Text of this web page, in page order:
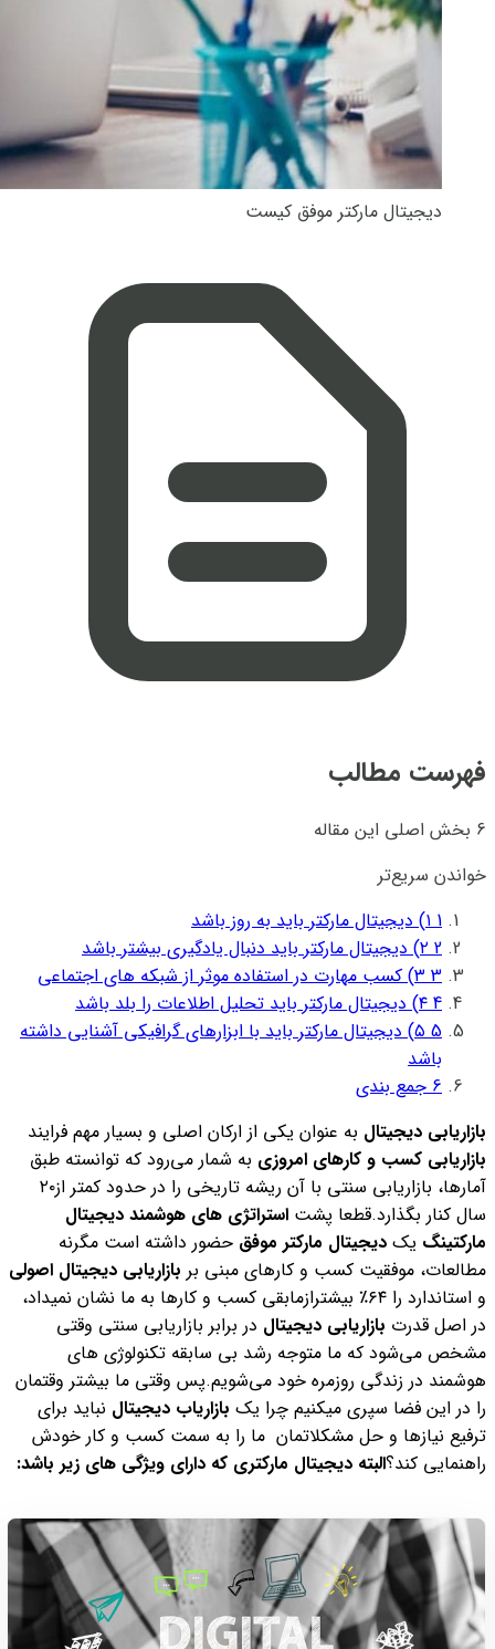
دیجیتال مارکتر موفق کیست
فهرست مطالب
6 بخش اصلی این مقاله
خواندن سریع‌تر
1 ۱) دیجیتال مارکتر باید به روز باشد
2 ۲) دیجیتال مارکتر باید دنبال یادگیری بیشتر باشد
3 ۳) کسب مهارت در استفاده موثر از شبکه های اجتماعی
4 ۴) دیجیتال مارکتر باید تحلیل اطلاعات را بلد باشد
5 ۵) دیجیتال مارکتر باید با ابزارهای گرافیکی آشنایی داشته
باشد
6 جمع بندی
بازاریابی دیجیتال به عنوان یکی از ارکان اصلی و بسیار مهم فرایند
بازاریابی کسب و کارهای امروزی به شمار می‌رود که توانسته طبق
آمارها، بازاریابی سنتی با آن ریشه تاریخی را در حدود کمتر از۲۰
سال کنار بگذارد.قطعا پشت استراتژی های هوشمند دیجیتال
مارکتینگ یک دیجیتال مارکتر موفق حضور داشته است مگرنه
مطالعات، موفقیت کسب و کارهای مبنی بر بازاریابی دیجیتال اصولی
و استاندارد را ۶۴٪ بیشترازمابقی کسب و کارها به ما نشان نمیداد،
در اصل قدرت بازاریابی دیجیتال در برابر بازاریابی سنتی وقتی
مشخص می‌شود که ما متوجه رشد بی سابقه تکنولوژی های
هوشمند در زندگی روزمره خود می‌شویم.پس وقتی ما بیشتر وقتمان
را در این فضا سپری میکنیم چرا یک بازاریاب دیجیتال نباید برای
ترفیع نیازها و حل مشکلاتمان ما را به سمت کسب و کار خودش
راهنمایی کند؟البته دیجیتال مارکتری که دارای ویژگی های زیر باشد: